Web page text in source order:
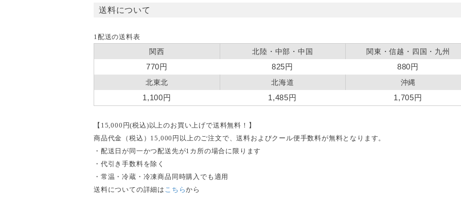
送料について
1配送の送料表
関西 北陸・中部・中国 関東・信越・四国・九州
770円 825円 880円
北東北 北海道 沖縄
1,100円 1,485円 1,705円
【15,000円(税込)以上のお買い上げで送料無料！】
商品代金（税込）15,000円以上のご注文で、送料およびクール便手数料が無料となります。
・配送日が同一かつ配送先が1カ所の場合に限ります
・代引き手数料を除く
・常温・冷蔵・冷凍商品同時購入でも適用
送料についての詳細は こちらから